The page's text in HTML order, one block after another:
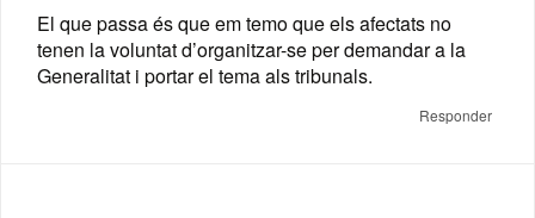
El que passa és que em temo que els afectats no
tenen la voluntat d’organitzar-se per demandar a la
Generalitat i portar el tema als tribunals.
Responder